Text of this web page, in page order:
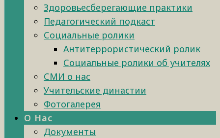
Здоровьесберегающие практики
Педагогический подкаст
Социальные ролики
Антитеррористический ролик
Социальные ролики об учителях
СМИ о нас
Учительские династии
Фотогалерея
О Нас
Документы